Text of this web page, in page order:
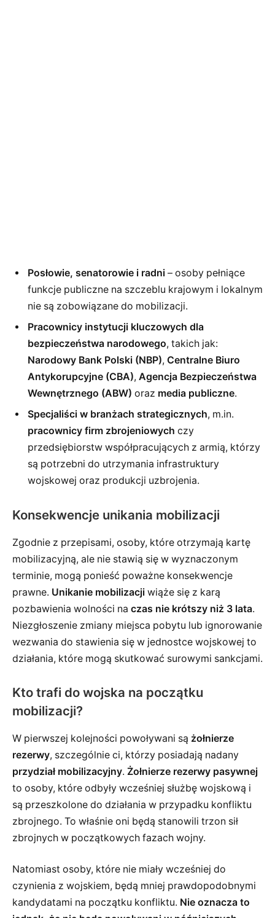
Posłowie, senatorowie i radni – osoby pełniące
funkcje publiczne na szczeblu krajowym i lokalnym
nie są zobowiązane do mobilizacji.
Pracownicy instytucji kluczowych dla
bezpieczeństwa narodowego, takich jak:
Narodowy Bank Polski (NBP), Centralne Biuro
Antykorupcyjne (CBA), Agencja Bezpieczeństwa
Wewnętrznego (ABW) oraz media publiczne.
Specjaliści w branżach strategicznych, m.in.
pracownicy firm zbrojeniowych czy
przedsiębiorstw współpracujących z armią, którzy
są potrzebni do utrzymania infrastruktury
wojskowej oraz produkcji uzbrojenia.
Konsekwencje unikania mobilizacji
Zgodnie z przepisami, osoby, które otrzymają kartę
mobilizacyjną, ale nie stawią się w wyznaczonym
terminie, mogą ponieść poważne konsekwencje
prawne. Unikanie mobilizacji wiąże się z karą
pozbawienia wolności na czas nie krótszy niż 3 lata.
Niezgłoszenie zmiany miejsca pobytu lub ignorowanie
wezwania do stawienia się w jednostce wojskowej to
działania, które mogą skutkować surowymi sankcjami.
Kto trafi do wojska na początku
mobilizacji?
W pierwszej kolejności powoływani są żołnierze
rezerwy, szczególnie ci, którzy posiadają nadany
przydział mobilizacyjny. Żołnierze rezerwy pasywnej
to osoby, które odbyły wcześniej służbę wojskową i
są przeszkolone do działania w przypadku konfliktu
zbrojnego. To właśnie oni będą stanowili trzon sił
zbrojnych w początkowych fazach wojny.
Natomiast osoby, które nie miały wcześniej do
czynienia z wojskiem, będą mniej prawdopodobnymi
kandydatami na początku konfliktu. Nie oznacza to